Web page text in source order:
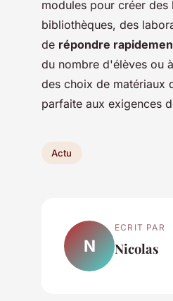
modules pour créer
bibliothèques, des
de répondre
du nombre d'élèves ou
des choix de matériaux
parfaite aux exigences
Actu
N
ECRIT PAR
Nicolas